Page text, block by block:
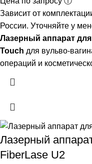
Зависит от
России. Уточняйте у
Лазерный аппарат
Touch для вульво-
операций и
Лазерный
FiberLase U2